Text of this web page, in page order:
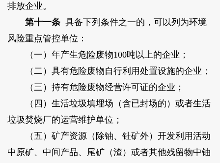
排放企业。
第十一条具备下列条件之一的，可以列为环境
风险重点管控单位：
（一）年产生危险废物100吨以上的企业；
（二）具有危险废物自行利用处置设施的企业；
（三）持有危险废物经营许可证的企业；
（四）生活垃圾填埋场（含已封场的）或者生活
垃圾焚烧厂的运营维护单位；
（五）矿产资源（除铀、钍矿外）开发利用活动
中原矿、中间产品、尾矿（渣）或者其他残留物中铀